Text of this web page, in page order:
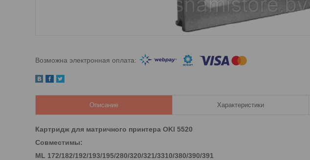
Описание Характеристики
Картридж для матричного принтера OKI 5520
Совместимы:
ML 172/182/192/193/195/280/320/321/3310/380/390/391